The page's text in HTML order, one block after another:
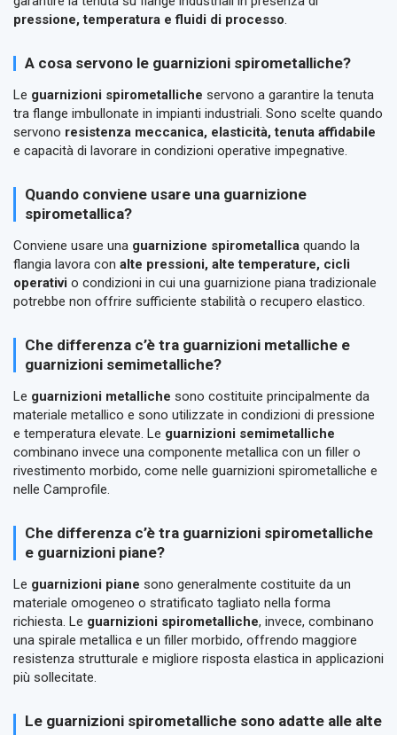
pressione, temperatura e fluidi di processo.
A cosa servono le guarnizioni spirometalliche?
Le guarnizioni spirometalliche servono a garantire la tenuta
tra flange imbullonate in impianti industriali. Sono scelte quando
servono resistenza meccanica, elasticità, tenuta affidabile
e capacità di lavorare in condizioni operative impegnative.
Quando conviene usare una guarnizione
spirometallica?
Conviene usare una guarnizione spirometallica quando la
flangia lavora con alte pressioni, alte temperature, cicli
operativi o condizioni in cui una guarnizione piana tradizionale
potrebbe non offrire sufficiente stabilità o recupero elastico.
Che differenza c’è tra guarnizioni metalliche e
guarnizioni semimetalliche?
Le guarnizioni metalliche sono costituite principalmente da
materiale metallico e sono utilizzate in condizioni di pressione
e temperatura elevate. Le guarnizioni semimetalliche
combinano invece una componente metallica con un filler o
rivestimento morbido, come nelle guarnizioni spirometalliche e
nelle Camprofile.
Che differenza c’è tra guarnizioni spirometalliche
e guarnizioni piane?
Le guarnizioni piane sono generalmente costituite da un
materiale omogeneo o stratificato tagliato nella forma
richiesta. Le guarnizioni spirometalliche, invece, combinano
una spirale metallica e un filler morbido, offrendo maggiore
resistenza strutturale e migliore risposta elastica in applicazioni
più sollecitate.
Le guarnizioni spirometalliche sono adatte alle alte